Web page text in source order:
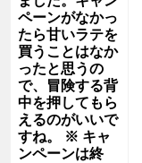
ペーンがなかっ
たら甘いラテを
買うことはなか
ったと思うの
で、冒険する背
中を押してもら
えるのがいいで
すね。 ※ キャ
ンペーンは終